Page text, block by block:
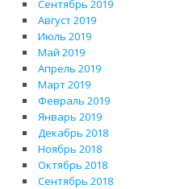
Сентябрь 2019
Август 2019
Июль 2019
Май 2019
Апрель 2019
Март 2019
Февраль 2019
Январь 2019
Декабрь 2018
Ноябрь 2018
Октябрь 2018
Сентябрь 2018